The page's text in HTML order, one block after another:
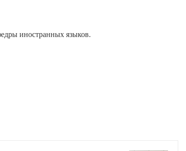
иностранных языков.